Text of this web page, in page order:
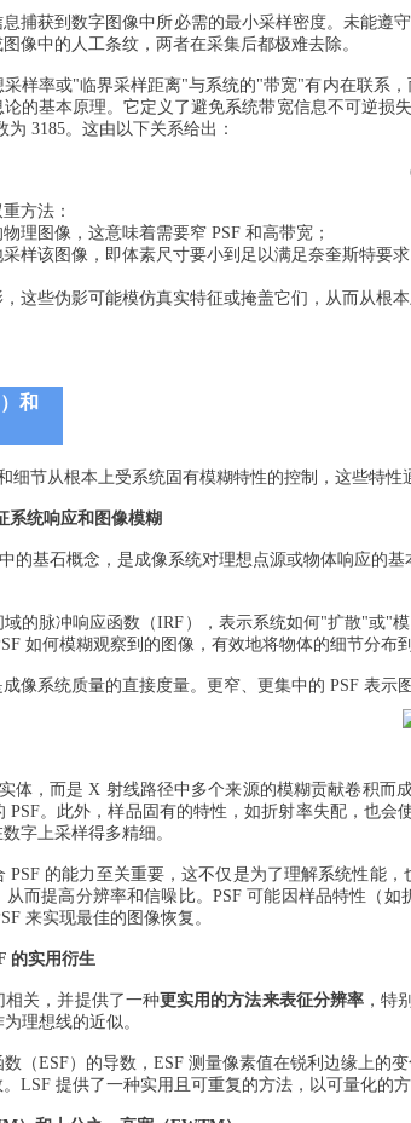
捕获到数字图像中所必需的最小采样密度。未能
像中的人工条纹，两者在采集后都极难去除。
样率或"临界采样距离"与系统的"带宽"有内在联系
的基本原理。它定义了避免系统带宽信息不可逆损
3185。这由以下关系给出：
方法：
理图像，这意味着需要窄 PSF 和高带宽；
样该图像，即体素尺寸要小到足以满足奈奎斯特要求
这些伪影可能模仿真实特征或掩盖它们，从而从根
和
细节从根本上受系统固有模糊特性的控制，这些特性
系统响应和图像模糊
的基石概念，是成像系统对理想点源或物体响应的
域的脉冲响应函数（IRF），表示系统如何"扩散"或
如何模糊观察到的图像，有效地将物体的细节分布
像系统质量的直接度量。更窄、更集中的 PSF 表
体，而是 X 射线路径中多个来源的模糊贡献卷积
PSF。此外，样品固有的特性，如折射率失配，也
字上采样得多精细。
PSF 的能力至关重要，这不仅是为了理解系统性能
而提高分辨率和信噪比。PSF 可能因样品特性（
来实现最佳的图像恢复。
的实用衍生
相关，并提供了一种更实用的方法来表征分辨率 ，特
理想线的近似。
（ESF）的导数，ESF 测量像素值在锐利边缘上
LSF 提供了一种实用且可重复的方法，以可量化的方